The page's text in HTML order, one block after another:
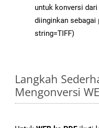
untuk konversi
diinginkan sebagai
string=TIFF)
Langkah
Mengonversi